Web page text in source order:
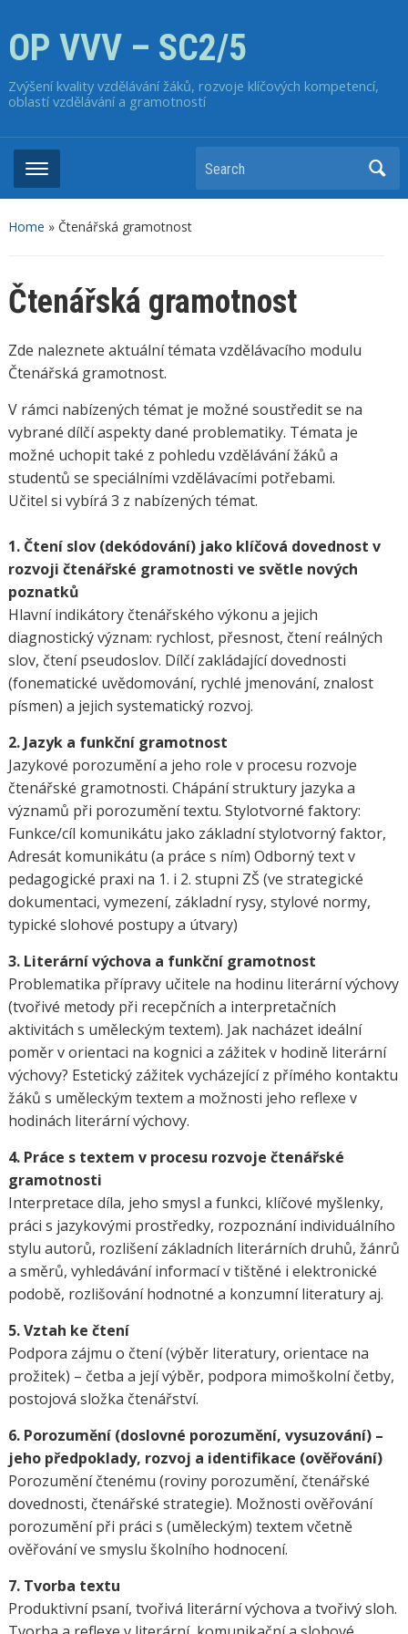
OP VVV – SC2/5
Zvýšení kvality vzdělávání žáků, rozvoje klíčových kompetencí,
oblastí vzdělávání a gramotností
Home » Čtenářská gramotnost
Čtenářská gramotnost
Zde naleznete aktuální témata vzdělávacího modulu
Čtenářská gramotnost.
V rámci nabízených témat je možné soustředit se na
vybrané dílčí aspekty dané problematiky. Témata je
možné uchopit také z pohledu vzdělávání žáků a
studentů se speciálními vzdělávacími potřebami.
Učitel si vybírá 3 z nabízených témat.
1. Čtení slov (dekódování) jako klíčová dovednost v
rozvoji čtenářské gramotnosti ve světle nových
poznatků
Hlavní indikátory čtenářského výkonu a jejich
diagnostický význam: rychlost, přesnost, čtení reálných
slov, čtení pseudoslov. Dílčí zakládající dovednosti
(fonematické uvědomování, rychlé jmenování, znalost
písmen) a jejich systematický rozvoj.
2. Jazyk a funkční gramotnost
Jazykové porozumění a jeho role v procesu rozvoje
čtenářské gramotnosti. Chápání struktury jazyka a
významů při porozumění textu. Stylotvorné faktory:
Funkce/cíl komunikátu jako základní stylotvorný faktor,
Adresát komunikátu (a práce s ním) Odborný text v
pedagogické praxi na 1. i 2. stupni ZŠ (ve strategické
dokumentaci, vymezení, základní rysy, stylové normy,
typické slohové postupy a útvary)
3. Literární výchova a funkční gramotnost
Problematika přípravy učitele na hodinu literární výchovy
(tvořivé metody při recepčních a interpretačních
aktivitách s uměleckým textem). Jak nacházet ideální
poměr v orientaci na kognici a zážitek v hodině literární
výchovy? Estetický zážitek vycházející z přímého kontaktu
žáků s uměleckým textem a možnosti jeho reflexe v
hodinách literární výchovy.
4. Práce s textem v procesu rozvoje čtenářské
gramotnosti
Interpretace díla, jeho smysl a funkci, klíčové myšlenky,
práci s jazykovými prostředky, rozpoznání individuálního
stylu autorů, rozlišení základních literárních druhů, žánrů
a směrů, vyhledávání informací v tištěné i elektronické
podobě, rozlišování hodnotné a konzumní literatury aj.
5. Vztah ke čtení
Podpora zájmu o čtení (výběr literatury, orientace na
prožitek) – četba a její výběr, podpora mimoškolní četby,
postojová složka čtenářství.
6. Porozumění (doslovné porozumění, vysuzování) –
jeho předpoklady, rozvoj a identifikace (ověřování)
Porozumění čtenému (roviny porozumění, čtenářské
dovednosti, čtenářské strategie). Možnosti ověřování
porozumění při práci s (uměleckým) textem včetně
ověřování ve smyslu školního hodnocení.
7. Tvorba textu
Produktivní psaní, tvořivá literární výchova a tvořivý sloh.